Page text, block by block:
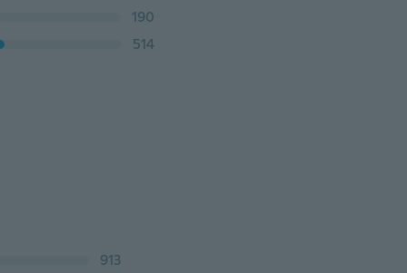
190
514
913